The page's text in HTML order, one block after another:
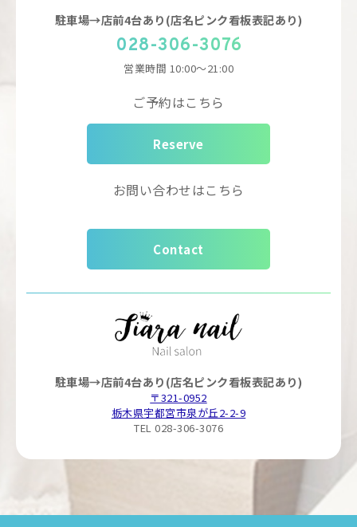
駐車場→店前4台あり(店名ピンク看板表記あり)
028-306-3076
営業時間 10:00～21:00
ご予約はこちら
Reserve
お問い合わせはこちら
Contact
駐車場→店前4台あり(店名ピンク看板表記あり)
〒321-0952
栃木県宇都宮市泉が丘2-2-9
TEL 028-306-3076